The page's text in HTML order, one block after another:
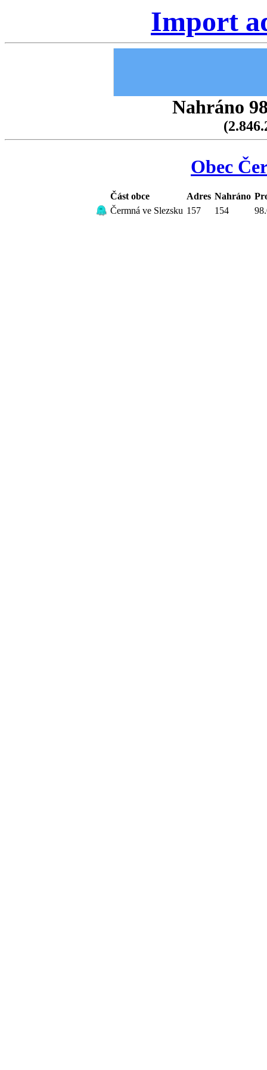
Import
Nahráno
Obec
Část obce Adres Nahráno
Čermná ve Slezsku 157 154